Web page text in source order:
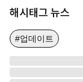
해시태그 뉴스
#업데이트